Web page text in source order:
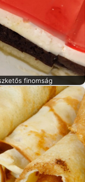
finomság